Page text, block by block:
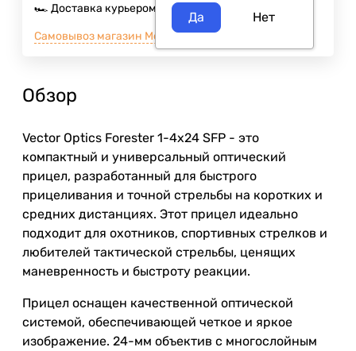
🏎️ Доставка курьером Завтра 400
Самовывоз магазин Москва м.ВДНХ
Обзор
Vector Optics Forester 1-4x24 SFP - это
компактный и универсальный оптический
прицел, разработанный для быстрого
прицеливания и точной стрельбы на коротких и
средних дистанциях. Этот прицел идеально
подходит для охотников, спортивных стрелков и
любителей тактической стрельбы, ценящих
маневренность и быстроту реакции.
Прицел оснащен качественной оптической
системой, обеспечивающей четкое и яркое
изображение. 24-мм объектив с многослойным